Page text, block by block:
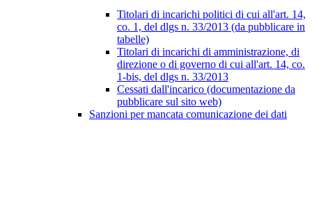
Titolari di incarichi politici di cui all'art. 14,
co. 1, del dlgs n. 33/2013 (da pubblicare in
tabelle)
Titolari di incarichi di amministrazione, di
direzione o di governo di cui all'art. 14, co.
1-bis, del dlgs n. 33/2013
Cessati dall'incarico (documentazione da
pubblicare sul sito web)
Sanzioni per mancata comunicazione dei dati